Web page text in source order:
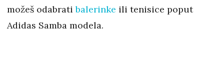
možeš odabratibalerinke ili tenisice poput
Adidas Samba modela.